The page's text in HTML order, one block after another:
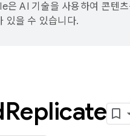
은 AI 기술을 사용하여 콘텐
있을 수 있습니다.
Replicate